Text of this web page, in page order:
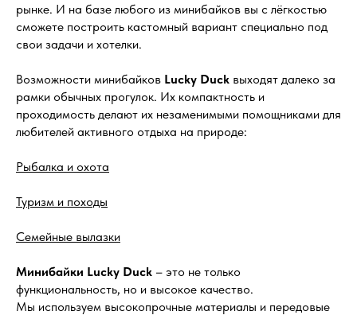
рынке. И на базе любого из минибайков вы с лёгкостью
сможете построить кастомный вариант специально под
свои задачи и хотелки.
Возможности минибайков Lucky Duck выходят далеко за
рамки обычных прогулок. Их компактность и
проходимость делают их незаменимыми помощниками для
любителей активного отдыха на природе:
Рыбалка и охота
Туризм и походы
Семейные вылазки
Минибайки Lucky Duck – это не только
функциональность, но и высокое качество.
Мы используем высокопрочные материалы и передовые